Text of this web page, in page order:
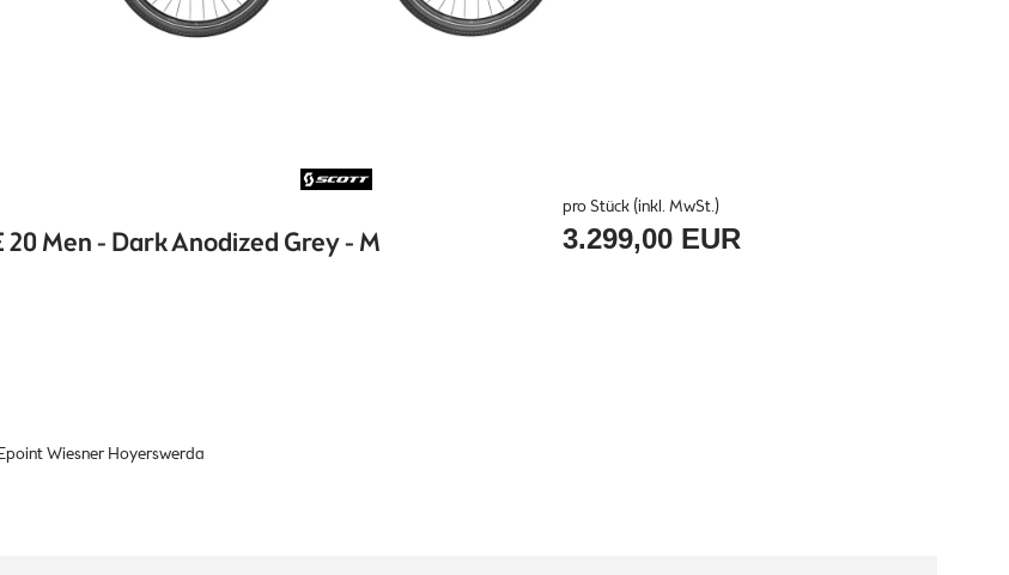
20 Men - Dark Anodized Grey - M
Wiesner Hoyerswerda
pro Stück (inkl. MwSt.)
3.299,00 EUR